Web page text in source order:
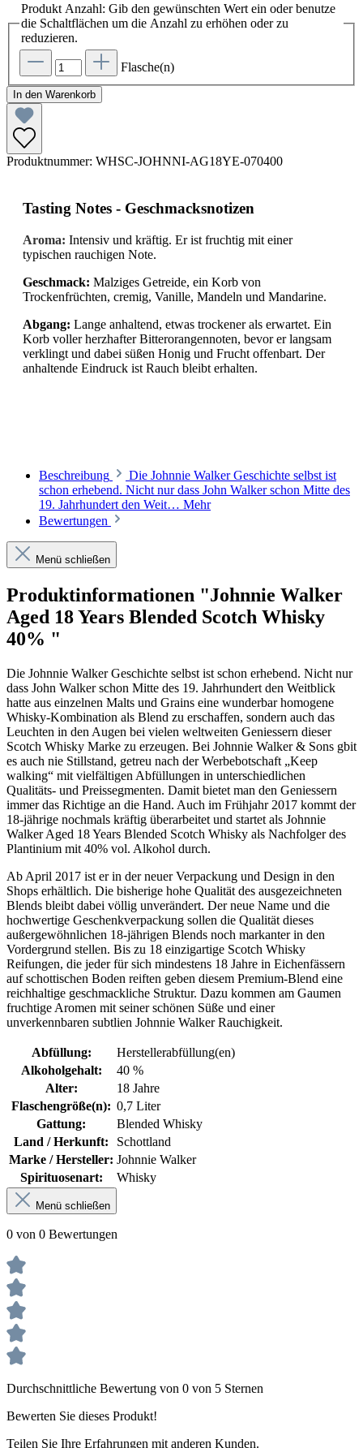
Produkt Anzahl: Gib den gewünschten Wert ein oder benutze
die Schaltflächen um die Anzahl zu erhöhen oder zu
reduzieren.
Flasche(n)
In den Warenkorb
Produktnummer: WHSC-JOHNNI-AG18YE-070400
Tasting Notes - Geschmacksnotizen
Aroma: Intensiv und kräftig. Er ist fruchtig mit einer
typischen rauchigen Note.
Geschmack: Malziges Getreide, ein Korb von
Trockenfrüchten, cremig, Vanille, Mandeln und Mandarine.
Abgang: Lange anhaltend, etwas trockener als erwartet. Ein
Korb voller herzhafter Bitterorangennoten, bevor er langsam
verklingt und dabei süßen Honig und Frucht offenbart. Der
anhaltende Eindruck ist Rauch bleibt erhalten.
Beschreibung
Die Johnnie Walker Geschichte selbst ist
schon erhebend. Nicht nur dass John Walker schon Mitte des
19. Jahrhundert den Weit… Mehr
Bewertungen
Menü schließen
Produktinformationen "Johnnie Walker
Aged 18 Years Blended Scotch Whisky
40% "
Die Johnnie Walker Geschichte selbst ist schon erhebend. Nicht nur
dass John Walker schon Mitte des 19. Jahrhundert den Weitblick
hatte aus einzelnen Malts und Grains eine wunderbar homogene
Whisky-Kombination als Blend zu erschaffen, sondern auch das
Leuchten in den Augen bei vielen weltweiten Geniessern dieser
Scotch Whisky Marke zu erzeugen. Bei Johnnie Walker & Sons gbit
es auch nie Stillstand, getreu nach der Werbebotschaft „Keep
walking“ mit vielfältigen Abfüllungen in unterschiedlichen
Qualitäts- und Preissegmenten. Damit bietet man den Geniessern
immer das Richtige an die Hand. Auch im Frühjahr 2017 kommt der
18-jährige nochmals kräftig überarbeitet und startet als Johnnie
Walker Aged 18 Years Blended Scotch Whisky als Nachfolger des
Plantinium mit 40% vol. Alkohol durch.
Ab April 2017 ist er in der neuer Verpackung und Design in den
Shops erhältlich. Die bisherige hohe Qualität des ausgezeichneten
Blends bleibt dabei völlig unverändert. Der neue Name und die
hochwertige Geschenkverpackung sollen die Qualität dieses
außergewöhnlichen 18-jährigen Blends noch markanter in den
Vordergrund stellen. Bis zu 18 einzigartige Scotch Whisky
Reifungen, die jeder für sich mindestens 18 Jahre in Eichenfässern
auf schottischen Boden reiften geben diesem Premium-Blend eine
reichhaltige geschmackliche Struktur. Dazu kommen am Gaumen
fruchtige Aromen mit seiner schönen Süße und einer
unverkennbaren subtlien Johnnie Walker Rauchigkeit.
Abfüllung:
Herstellerabfüllung(en)
Alkoholgehalt:
40 %
Alter:
18 Jahre
Flaschengröße(n): 0,7 Liter
Gattung:
Blended Whisky
Land / Herkunft:
Schottland
Marke / Hersteller: Johnnie Walker
Spirituosenart:
Whisky
Menü schließen
0 von 0 Bewertungen
Durchschnittliche Bewertung von 0 von 5 Sternen
Bewerten Sie dieses Produkt!
Teilen Sie Ihre Erfahrungen mit anderen Kunden.